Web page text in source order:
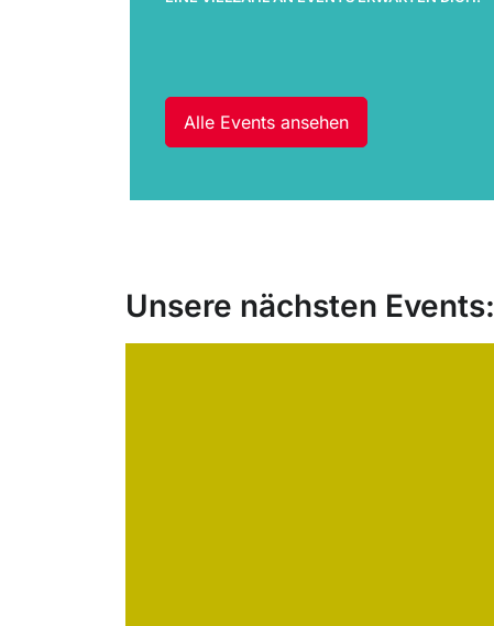
Alle Events ansehen
Unsere nächsten Events: